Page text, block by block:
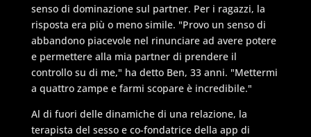
senso di dominazione sul partner. Per i ragazzi, la
risposta era più o meno simile. "Provo un senso di
abbandono piacevole nel rinunciare ad avere potere
e permettere alla mia partner di prendere il
controllo su di me," ha detto Ben, 33 anni. "Mettermi
a quattro zampe e farmi scopare è incredibile."
Al di fuori delle dinamiche di una relazione, la
terapista del sesso e co-fondatrice della app di